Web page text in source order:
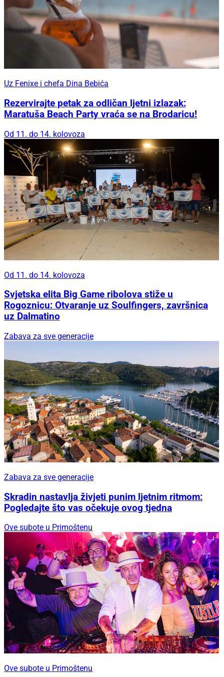
Uz Fenixe i chefa Dina Bebića
Rezervirajte petak za odličan ljetni izlazak:
Maratuša Beach Party vraća se na Brodaricu!
Od 11. do 14. kolovoza
Od 11. do 14. kolovoza
Svjetska elita Big Game ribolova stiže u
Rogoznicu: Otvaranje uz Soulfingers, završnica
uz Dalmatino
Zabava za sve generacije
Zabava za sve generacije
Skradin nastavlja živjeti punim ljetnim ritmom:
Pogledajte što vas očekuje ovog tjedna
Ove subote u Primoštenu
Ove subote u Primoštenu